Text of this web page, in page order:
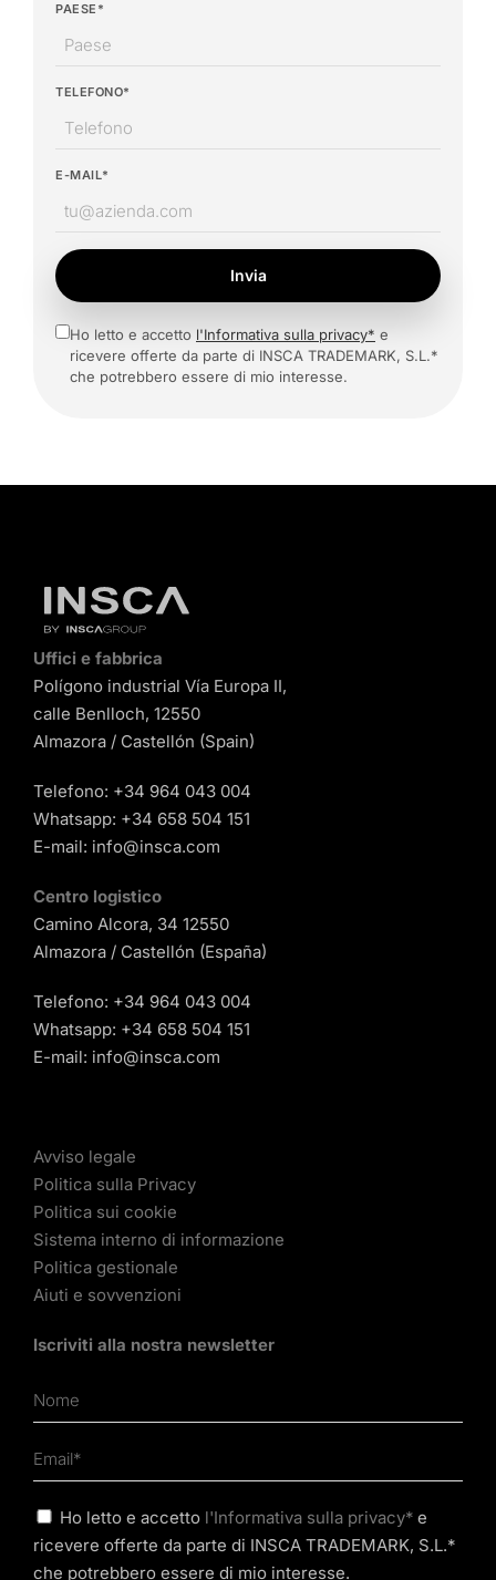
PAESE*
TELEFONO*
E-MAIL*
Invia
Ho letto e accetto l'Informativa sulla privacy* e
ricevere offerte da parte di INSCA TRADEMARK, S.L.*
che potrebbero essere di mio interesse.
Uffici e fabbrica
Polígono industrial Vía Europa II,
calle Benlloch, 12550
Almazora / Castellón (Spain)
Telefono: +34 964 043 004
Whatsapp: +34 658 504 151
E-mail: info@insca.com
Centro logistico
Camino Alcora, 34 12550
Almazora / Castellón (España)
Telefono: +34 964 043 004
Whatsapp: +34 658 504 151
E-mail: info@insca.com
Avviso legale
Politica sulla Privacy
Politica sui cookie
Sistema interno di informazione
Politica gestionale
Aiuti e sovvenzioni
Iscriviti alla nostra newsletter
Ho letto e accetto l'Informativa sulla privacy* e
ricevere offerte da parte di INSCA TRADEMARK, S.L.*
che potrebbero essere di mio interesse.